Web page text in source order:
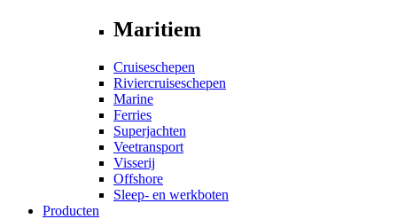
Maritiem
Cruiseschepen
Riviercruiseschepen
Marine
Ferries
Superjachten
Veetransport
Visserij
Offshore
Sleep- en werkboten
Producten